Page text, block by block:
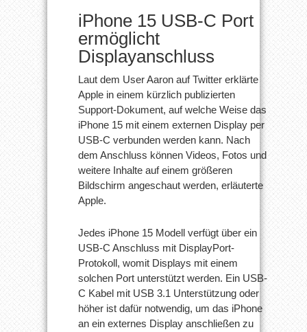
iPhone 15 USB-C Port
ermöglicht
Displayanschluss
Laut dem User Aaron auf Twitter erklärte
Apple in einem kürzlich publizierten
Support-Dokument, auf welche Weise das
iPhone 15 mit einem externen Display per
USB-C verbunden werden kann. Nach
dem Anschluss können Videos, Fotos und
weitere Inhalte auf einem größeren
Bildschirm angeschaut werden, erläuterte
Apple.
Jedes iPhone 15 Modell verfügt über ein
USB-C Anschluss mit DisplayPort-
Protokoll, womit Displays mit einem
solchen Port unterstützt werden. Ein USB-
C Kabel mit USB 3.1 Unterstützung oder
höher ist dafür notwendig, um das iPhone
an ein externes Display anschließen zu